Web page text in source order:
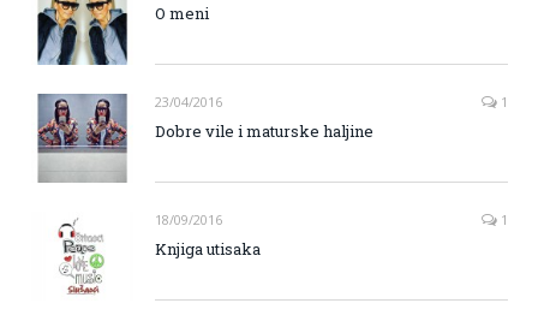
O meni
23/04/2016 1
Dobre vile i maturske haljine
18/09/2016 1
Knjiga utisaka